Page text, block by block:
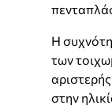
Η
των
στην